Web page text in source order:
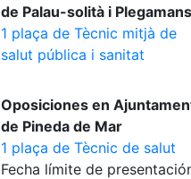
de Palau-solità i Plegamans
1 plaça de Tècnic mitjà de
salut pública i sanitat
Oposiciones en
de Pineda de Mar
1 plaça de Tècnic de salut
Fecha límite de